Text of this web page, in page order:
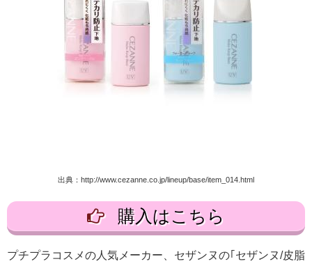
出典：http://www.cezanne.co.jp/lineup/base/item_014.html
購入はこちら
プチプラコスメの人気メーカー、セザンヌの｢セザンヌ/皮脂